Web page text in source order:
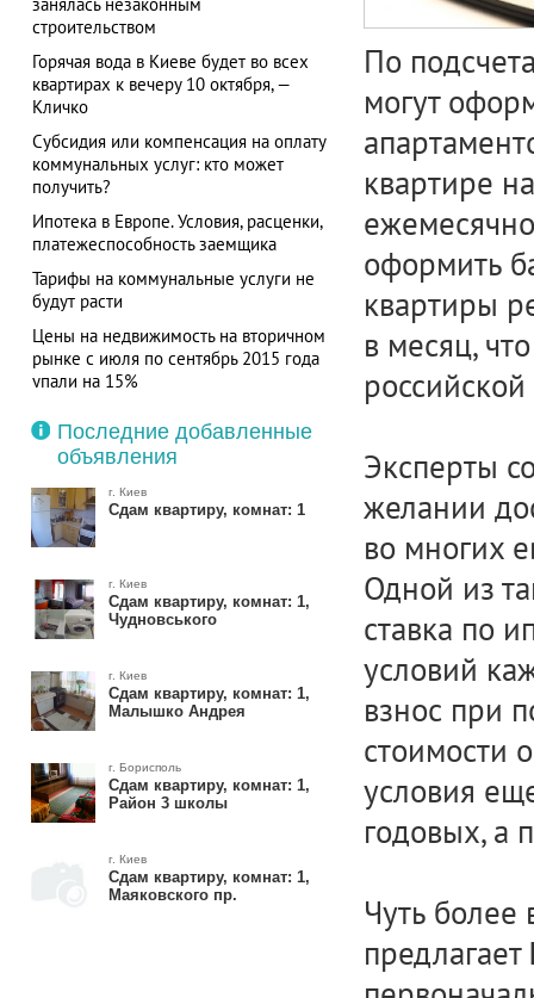
строительством
Горячая вода в Киеве будет во всех
квартирах к вечеру 10 октября, —
Кличко
Субсидия или компенсация на оплату
коммунальных услуг: кто может
получить?
Ипотека в Европе. Условия, расценки,
платежеспособность заемщика
Тарифы на коммунальные услуги не
будут расти
Цены на недвижимость на вторичном
рынке с июля по сентябрь 2015 года
упали на 15%
Последние добавленные
объявления
г. Киев
Сдам квартиру, комнат: 1
г. Киев
Сдам квартиру, комнат: 1,
Чудновського
г. Киев
Сдам квартиру, комнат: 1,
Малышко Андрея
г. Борисполь
Сдам квартиру, комнат: 1,
Район 3 школы
г. Киев
Сдам квартиру, комнат: 1,
Маяковского пр.
По
могут
квартире
оформить
квартиры
в месяц,
Эксперты
желании
во многих
Одной из
ставка по
условий
взнос при
стоимости
условия
годовых, а
Чуть более
предлагает